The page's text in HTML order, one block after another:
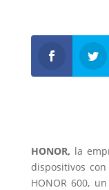
HONOR, la
dispositivos
HONOR 600,